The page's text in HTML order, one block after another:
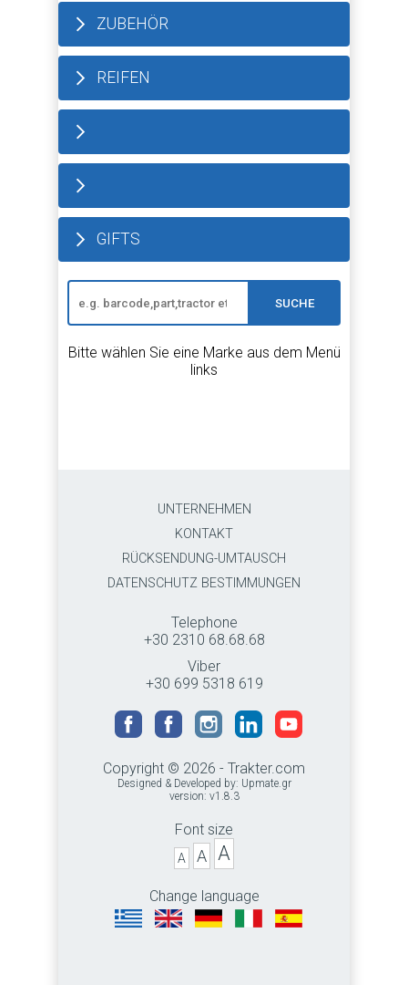
ZUBEHÖR
REIFEN
GIFTS
SUCHE
Bitte wählen Sie eine Marke aus dem Menü
links
UNTERNEHMEN
KONTAKT
RÜCKSENDUNG-UMTAUSCH
DATENSCHUTZ BESTIMMUNGEN
Telephone
+30 2310 68.68.68
Viber
+30 699 5318 619
Copyright © 2026 - Trakter.com
Designed & Developed by: Upmate.gr
version: v1.8.3
Font size
A A A
Change language